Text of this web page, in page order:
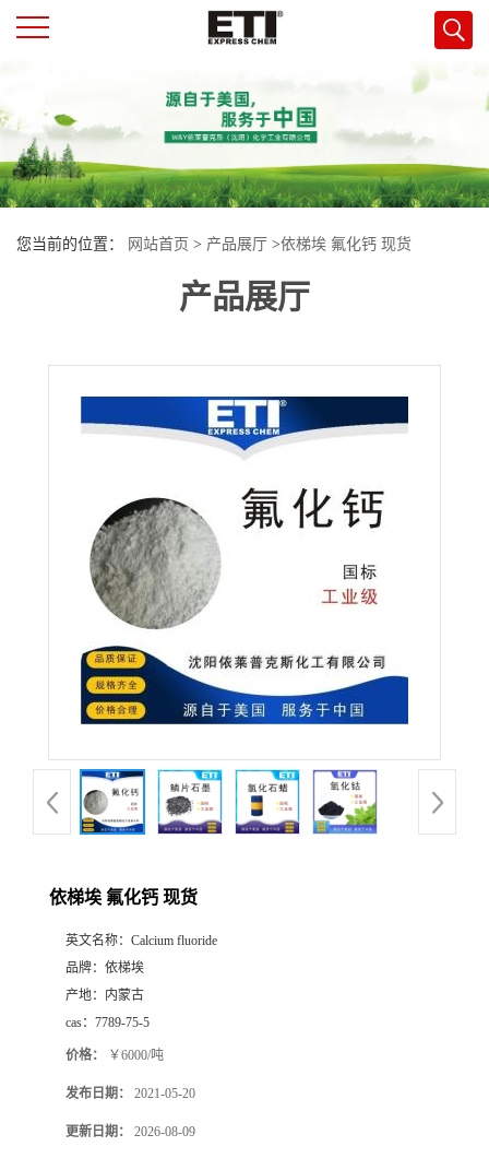
司
首
页
司
态
您当前的位置： 网站首页 > 产品展厅 >依梯埃 氟化钙 现货
产品展厅
依梯埃 氟化钙 现货
英文名称： Calcium fluoride
品牌： 依梯埃
产地： 内蒙古
cas： 7789-75-5
价格： ￥6000/吨
发布日期： 2021-05-20
更新日期： 2026-08-09